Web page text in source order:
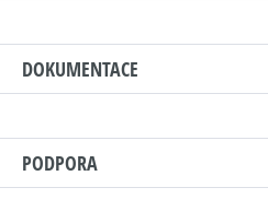
DOKUMENTACE
PODPORA